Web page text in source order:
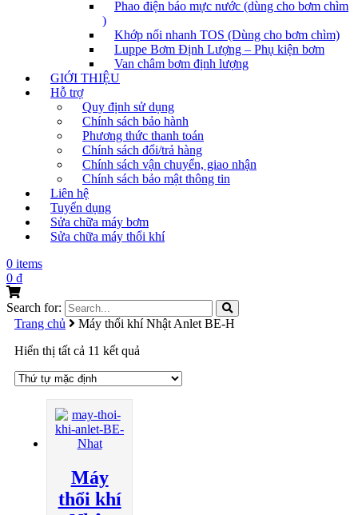
Phao điện báo mực nước (dùng cho bơm chìm
)
Khớp nối nhanh TOS (Dùng cho bơm chìm)
Luppe Bơm Định Lượng – Phụ kiện bơm
Van châm bơm định lượng
GIỚI THIỆU
Hỗ trợ
Quy định sử dụng
Chính sách bảo hành
Phương thức thanh toán
Chính sách đổi/trả hàng
Chính sách vận chuyển, giao nhận
Chính sách bảo mật thông tin
Liên hệ
Tuyển dụng
Sửa chữa máy bơm
Sửa chữa máy thổi khí
0 items
0 ₫
Search for:
Trang chủ
Máy thổi khí Nhật Anlet BE-H
Hiển thị tất cả 11 kết quả
Máy
thổi khí